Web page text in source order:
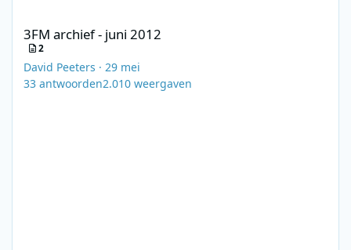
3FM archief - juni 2012
2
David Peeters · 29 mei
33 antwoorden2.010 weergaven